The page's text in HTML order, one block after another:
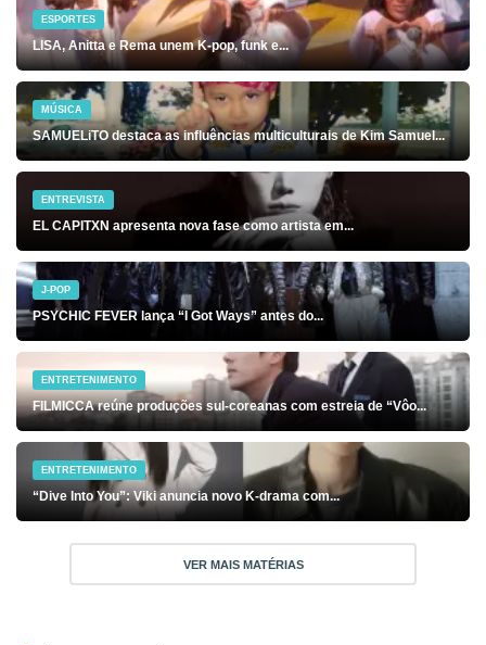
ESPORTES
LISA, Anitta e Rema unem K-pop, funk e...
MÚSICA
SAMUELiTO destaca as influências multiculturais de Kim Samuel...
ENTREVISTA
EL CAPITXN apresenta nova fase como artista em...
J-POP
PSYCHIC FEVER lança “I Got Ways” antes do...
ENTRETENIMENTO
FILMICCA reúne produções sul-coreanas com estreia de “Vôo...
ENTRETENIMENTO
“Dive Into You”: Viki anuncia novo K-drama com...
VER MAIS MATÉRIAS